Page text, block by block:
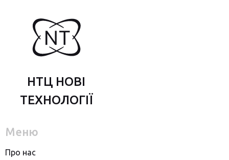
НТЦ НОВІ
ТЕХНОЛОГІЇ
Меню
Про нас